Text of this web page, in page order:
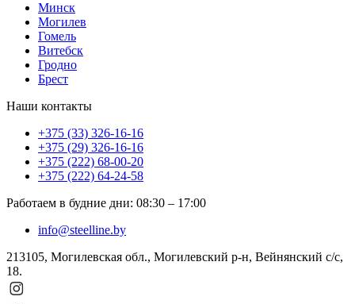
Минск
Могилев
Гомель
Витебск
Гродно
Брест
Наши контакты
+375 (33) 326-16-16
+375 (29) 326-16-16
+375 (222) 68-00-20
+375 (222) 64-24-58
Работаем в будние дни: 08:30 – 17:00
info@steelline.by
213105, Могилевская обл., Могилевский р-н, Вейнянский с/с,
18.